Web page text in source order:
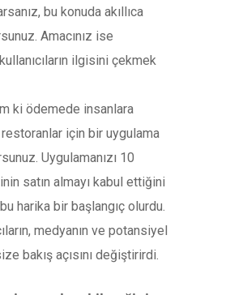
bu konuda akıllıca
Amacınız ise
ilgisini çekmek
ki ödemede insanlara
için bir uygulama
Uygulamanızı 10
satın almayı kabul ettiğini
harika bir başlangıç olurdu.
medyanın ve potansiyel
bakış açısını değiştirirdi.